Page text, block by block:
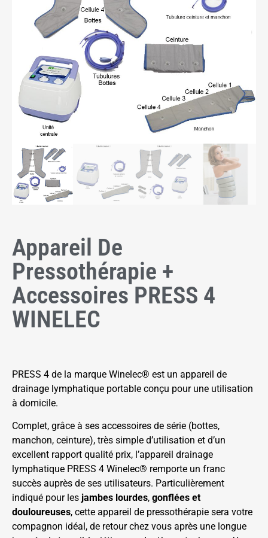
Appareil De
Pressothérapie +
Accessoires PRESS 4
WINELEC
PRESS 4 de la marque Winelec® est un appareil de
drainage lymphatique portable conçu pour une utilisation
à domicile.
Complet, grâce à ses accessoires de série (bottes,
manchon, ceinture), très simple d’utilisation et d’un
excellent rapport qualité prix, l’appareil drainage
lymphatique PRESS 4 Winelec® remporte un franc
succès auprès de ses utilisateurs. Particulièrement
indiqué pour les jambes lourdes, gonflées et
douloureuses, cette appareil de pressothérapie sera votre
compagnon idéal, de retour chez vous après une longue